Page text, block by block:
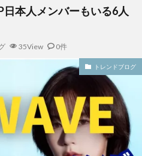
日本人メンバーもいる6人
35View 0件
トレンドブログ